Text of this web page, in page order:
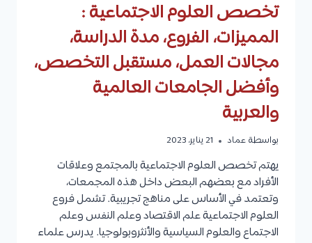
تخصص العلوم الاجتماعية :
المميزات، الفروع، مدة الدراسة،
مجالات العمل، مستقبل التخصص،
وأفضل الجامعات العالمية
والعربية
بواسطة عماد 21 يناير، 2023
يهتم تخصص العلوم الاجتماعية بالمجتمع وعلاقات
الأفراد مع بعضهم البعض داخل هذه المجمعات،
وتعتمد في الأساس على مناهج تجريبية. تشمل فروع
العلوم الاجتماعية علم الاقتصاد وعلم النفس وعلم
الاجتماع والعلوم السياسية والأنثروبولوجيا. يدرس علماء